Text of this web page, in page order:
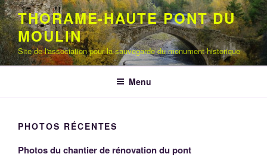
Aller
au
contenu
principal
THORAME-HAUTE PONT DU
MOULIN
Site de l'association pour la sauvegarde du monument historique
Menu
PHOTOS RÉCENTES
Photos du chantier de rénovation du pont